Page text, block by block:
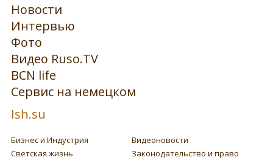
Новости
Интервью
Фото
Видео Ruso.TV
BCN life
Сервис на немецком
Ish.su
Бизнес и Индустрия
Видеоновости
Светская жизнь
Законодательство и право